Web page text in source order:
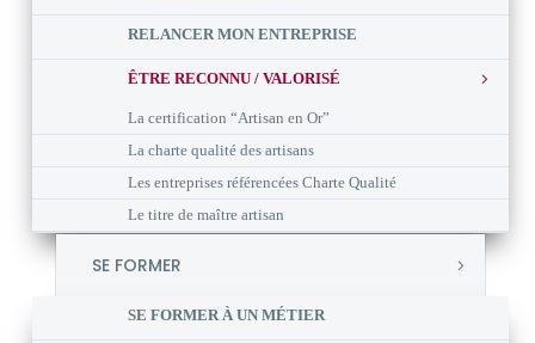
RELANCER MON ENTREPRISE
ÊTRE RECONNU / VALORISÉ
La certification “Artisan en Or”
La charte qualité des artisans
Les entreprises référencées Charte Qualité
Le titre de maître artisan
SE FORMER
SE FORMER À UN MÉTIER